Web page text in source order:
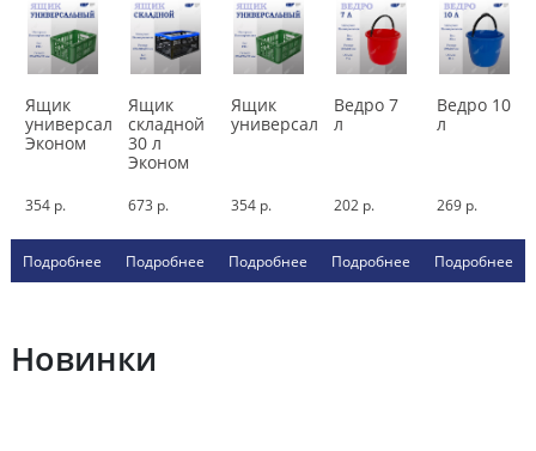
Ящик
универсальный
Эконом
354 р.
Подробнее
Ящик
складной
30 л
Эконом
673 р.
Подробнее
Ящик
универсальный
354 р.
Подробнее
Ведро 7
л
202 р.
Подробнее
Ведро 10
л
269 р.
Подробнее
Новинки